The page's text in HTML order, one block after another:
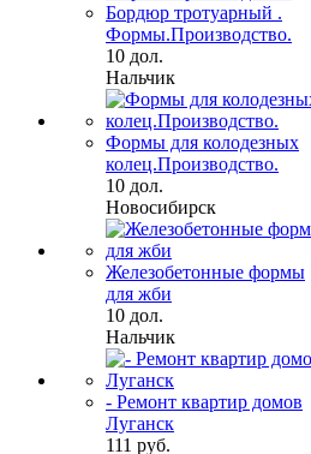
Бордюр тротуарный .
Формы.Производство.
10 дол.
Нальчик
Формы для колодезных
колец.Производство.
10 дол.
Новосибирск
Железобетонные формы
для жби
10 дол.
Нальчик
- Ремонт квартир домов
Луганск
111 руб.